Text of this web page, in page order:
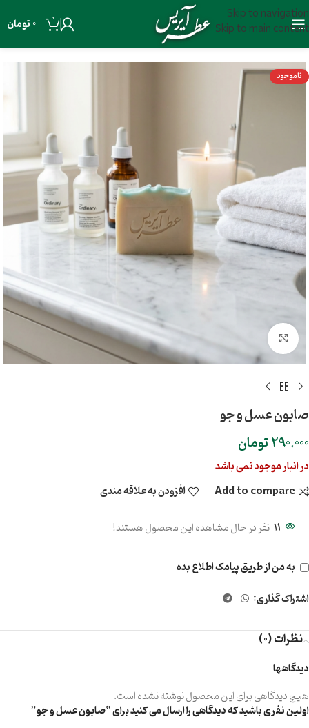
Skip to navigation
Skip to main content
0
0تومان
ناموجود
بزرگنمایی تصویر
صابون عسل و جو
290.000تومان
در انبار موجود نمی باشد
Add to compare
افزودن به علاقه مندی
11 نفر در حال مشاهده این محصول هستند!
به من از طریق پیامک اطلاع بده
اشتراک گذاری:
نظرات (0)
دیدگاهها
هیچ دیدگاهی برای این محصول نوشته نشده است.
اولین نفری باشید که دیدگاهی را ارسال می کنید برای “صابون عسل و جو”